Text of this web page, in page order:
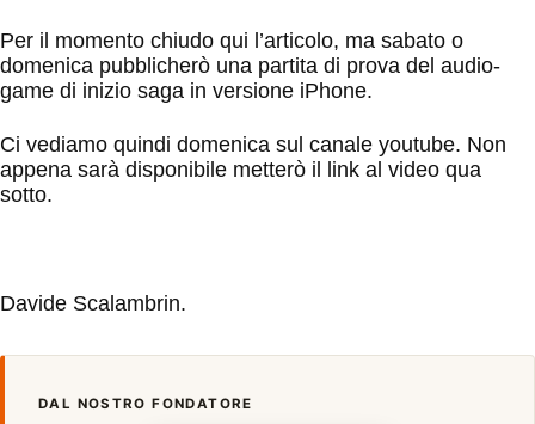
Per il momento chiudo qui l’articolo, ma sabato o
domenica pubblicherò una partita di prova del audio-
game di inizio saga in versione iPhone.
Ci vediamo quindi domenica sul canale youtube. Non
appena sarà disponibile metterò il link al video qua
sotto.
Davide Scalambrin.
DAL NOSTRO FONDATORE